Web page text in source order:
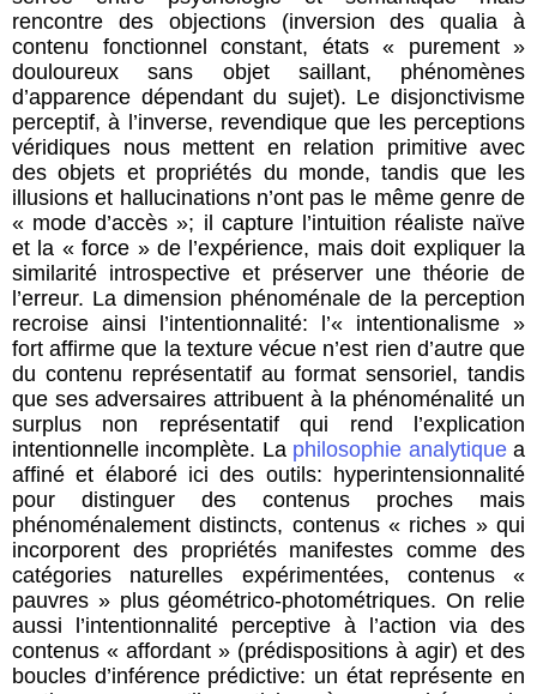
rencontre des objections (inversion des qualia à
contenu fonctionnel constant, états « purement »
douloureux sans objet saillant, phénomènes
d’apparence dépendant du sujet). Le disjonctivisme
perceptif, à l’inverse, revendique que les perceptions
véridiques nous mettent en relation primitive avec
des objets et propriétés du monde, tandis que les
illusions et hallucinations n’ont pas le même genre de
« mode d’accès »; il capture l’intuition réaliste naïve
et la « force » de l’expérience, mais doit expliquer la
similarité introspective et préserver une théorie de
l’erreur. La dimension phénoménale de la perception
recroise ainsi l’intentionnalité: l’« intentionalisme »
fort affirme que la texture vécue n’est rien d’autre que
du contenu représentatif au format sensoriel, tandis
que ses adversaires attribuent à la phénoménalité un
surplus non représentatif qui rend l’explication
intentionnelle incomplète. La philosophie analytiquea
affiné et élaboré ici des outils: hyperintensionnalité
pour distinguer des contenus proches mais
phénoménalement distincts, contenus « riches » qui
incorporent des propriétés manifestes comme des
catégories naturelles expérimentées, contenus «
pauvres » plus géométrico-photométriques. On relie
aussi l’intentionnalité perceptive à l’action via des
contenus « affordant » (prédispositions à agir) et des
boucles d’inférence prédictive: un état représente en